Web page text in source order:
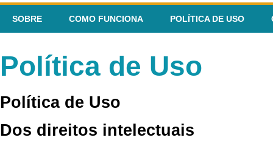
SOBRE COMO FUNCIONA POLÍTICA DE USO
Política de Uso
Política de Uso
Dos direitos intelectuais